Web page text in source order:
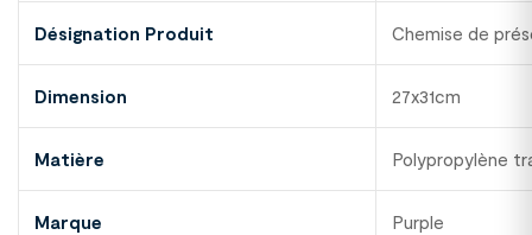
Désignation Produit Chemise de
Dimension 27x31cm
Matière Polypropylène
Marque Purple